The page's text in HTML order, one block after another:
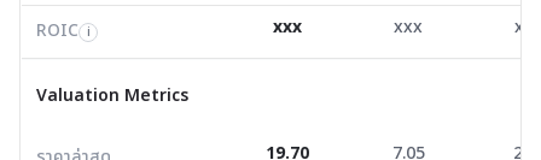
Valuation Metrics
ROIC i xxx xxx
Valuation Metrics
19.70 7.05